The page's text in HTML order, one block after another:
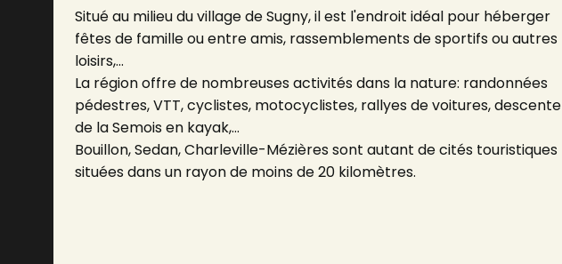
Situé au milieu du village de Sugny, il est l'endroit idéal pour héberger
fêtes de famille ou entre amis, rassemblements de sportifs ou autres
loisirs,…
La région offre de nombreuses activités dans la nature: randonnées
pédestres, VTT, cyclistes, motocyclistes, rallyes de voitures, descente
de la Semois en kayak,…
Bouillon, Sedan, Charleville-Mézières sont autant de cités touristiques
situées dans un rayon de moins de 20 kilomètres.